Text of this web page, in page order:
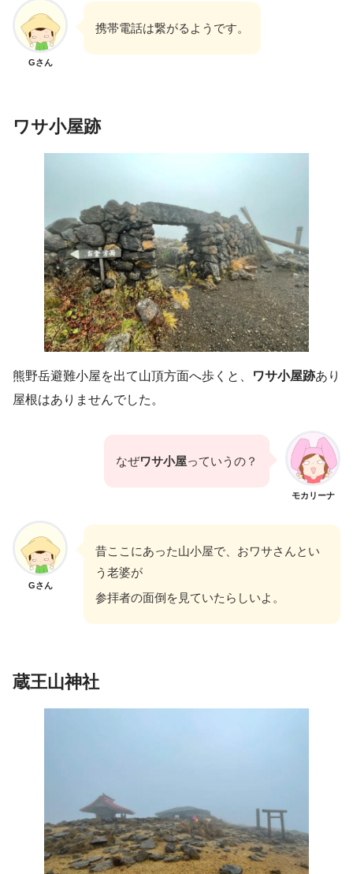
Gさん
携帯電話は繋がるようです。
ワサ小屋跡
熊野岳避難小屋を出て山頂方面へ歩くと、 ワサ小屋跡あり
屋根はありませんでした。
モカリーナ
なぜワサ小屋っていうの？
Gさん
昔ここにあった山小屋で、おワサさんとい
う老婆が
参拝者の面倒を見ていたらしいよ。
蔵王山神社